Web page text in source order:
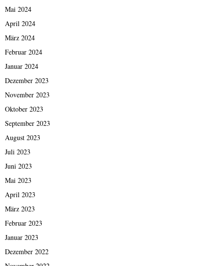
Mai 2024
April 2024
März 2024
Februar 2024
Januar 2024
Dezember 2023
November 2023
Oktober 2023
September 2023
August 2023
Juli 2023
Juni 2023
Mai 2023
April 2023
März 2023
Februar 2023
Januar 2023
Dezember 2022